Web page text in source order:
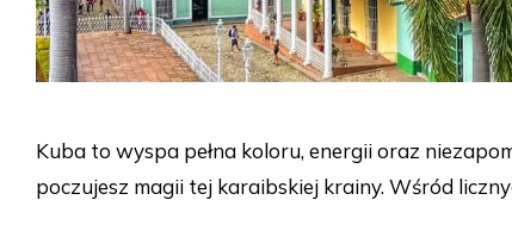
Kuba to wyspa pełna koloru, energii oraz
poczujesz magii tej karaibskiej krainy. Wśród